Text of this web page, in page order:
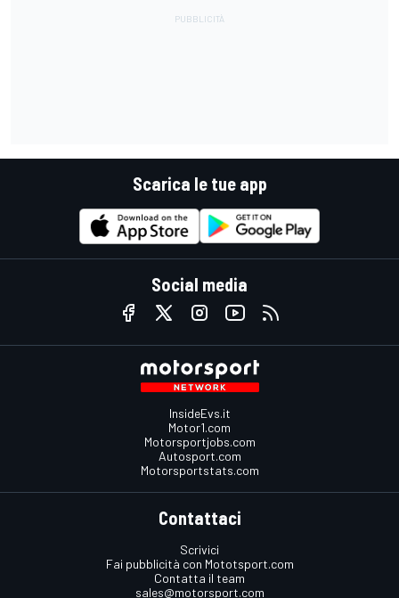
Scarica le tue app
Social media
InsideEvs.it
Motor1.com
Motorsportjobs.com
Autosport.com
Motorsportstats.com
Contattaci
Scrivici
Fai pubblicità con Mototsport.com
Contatta il team
sales@motorsport.com